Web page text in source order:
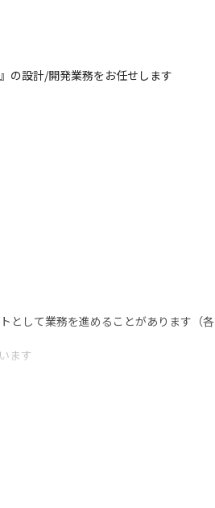
の設計/開発業務をお任せします
として業務を進めることがあります（各
ます
します